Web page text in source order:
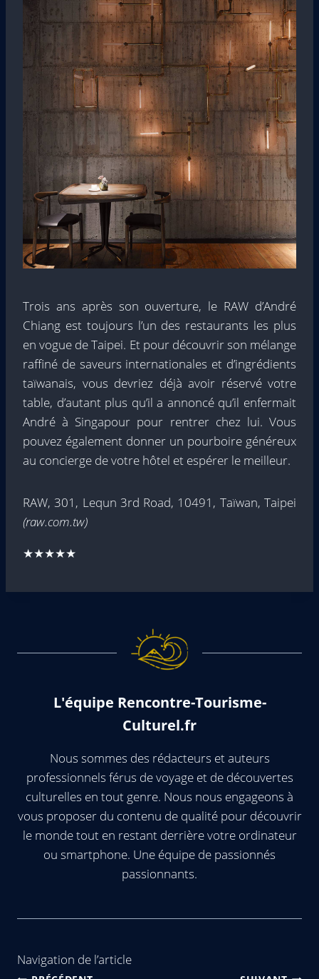
Trois ans après son ouverture, le RAW d’André
Chiang est toujours l’un des restaurants les plus
en vogue de Taipei. Et pour découvrir son mélange
raffiné de saveurs internationales et d’ingrédients
taïwanais, vous devriez déjà avoir réservé votre
table, d’autant plus qu’il a annoncé qu’il enfermait
André à Singapour pour rentrer chez lui. Vous
pouvez également donner un pourboire généreux
au concierge de votre hôtel et espérer le meilleur.
RAW, 301, Lequn 3rd Road, 10491, Taïwan, Taipei
(raw.com.tw)
★★★★★
L'équipe Rencontre-Tourisme-
Culturel.fr
Nous sommes des rédacteurs et auteurs
professionnels férus de voyage et de découvertes
culturelles en tout genre. Nous nous engageons à
vous proposer du contenu de qualité pour découvrir
le monde tout en restant derrière votre ordinateur
ou smartphone. Une équipe de passionnés
passionnants.
Navigation de l’article